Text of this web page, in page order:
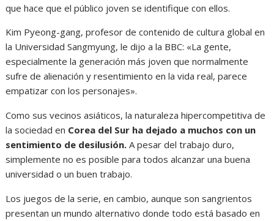
que hace que el público joven se identifique con ellos.
Kim Pyeong-gang, profesor de contenido de cultura global en
la Universidad Sangmyung, le dijo a la BBC: «La gente,
especialmente la generación más joven que normalmente
sufre de alienación y resentimiento en la vida real, parece
empatizar con los personajes».
Como sus vecinos asiáticos, la naturaleza hipercompetitiva de
la sociedad en Corea del Sur ha dejado a muchos con un
sentimiento de desilusión. A pesar del trabajo duro,
simplemente no es posible para todos alcanzar una buena
universidad o un buen trabajo.
Los juegos de la serie, en cambio, aunque son sangrientos
presentan un mundo alternativo donde todo está basado en